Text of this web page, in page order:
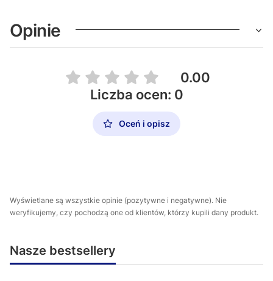
Opinie
0.00
Liczba ocen: 0
Oceń i opisz
Wyświetlane są wszystkie opinie (pozytywne i negatywne). Nie
weryfikujemy, czy pochodzą one od klientów, którzy kupili dany produkt.
Nasze bestsellery